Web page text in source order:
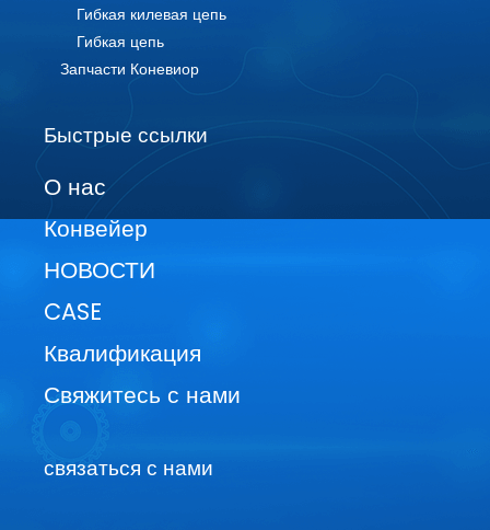
Гибкая килевая цепь
Гибкая цепь
Запчасти Коневиор
Быстрые ссылки
О нас
Конвейер
НОВОСТИ
CASE
Квалификация
Свяжитесь с нами
связаться с нами